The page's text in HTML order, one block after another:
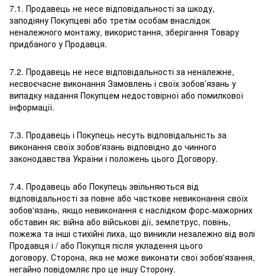
7.1. Продавець не несе відповідальності за шкоду,
заподіяну Покупцеві або третім особам внаслідок
неналежного монтажу, використання, зберігання Товару
придбаного у Продавця.
7.2. Продавець не несе відповідальності за неналежне,
несвоєчасне виконання Замовлень і своїх зобов’язань у
випадку надання Покупцем недостовірної або помилкової
інформації.
7.3. Продавець і Покупець несуть відповідальність за
виконання своїх зобов'язань відповідно до чинного
законодавства України і положень цього Договору.
7.4. Продавець або Покупець звільняються від
відповідальності за повне або часткове невиконання своїх
зобов'язань, якщо невиконання є наслідком форс-мажорних
обставин як: війна або військові дії, землетрус, повінь,
пожежа та інші стихійні лиха, що виникли незалежно від волі
Продавця і / або Покупця після укладення цього
договору. Сторона, яка не може виконати свої зобов'язання,
негайно повідомляє про це іншу Сторону.